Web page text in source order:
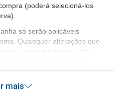
(poderá selecioná-los
só serão aplicáveis
Quaisquer alterações que
após terminada esta
mais